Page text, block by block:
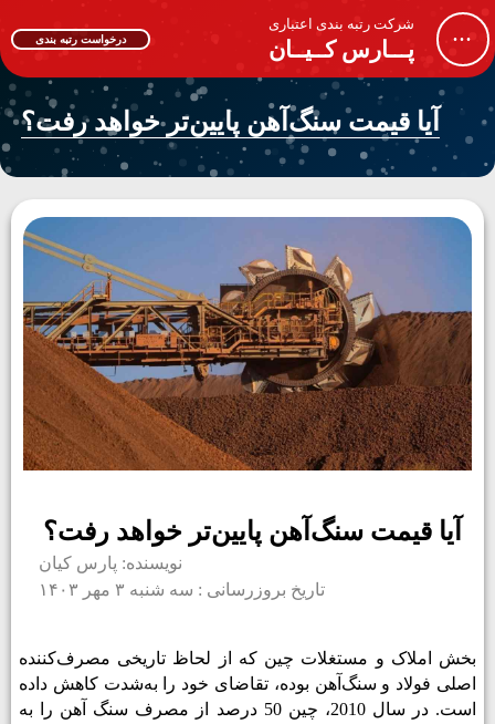
...
شرکت رتبه بندی اعتباری
پـــارس کــیــان درخواست رتبه بندی
آیا قیمت سنگ‌آهن پایین‌تر خواهد رفت؟
آیا قیمت سنگ‌آهن پایین‌تر خواهد رفت؟
نویسنده: پارس کیان
تاریخ بروزرسانی : سه شنبه ۳ مهر ۱۴۰۳
بخش املاک و مستغلات چین که از لحاظ تاریخی مصرف‌­کننده
اصلی فولاد و سنگ‌آهن بوده، تقاضای خود را به‌شدت کاهش داده
است. در سال 2010، چین 50 درصد از مصرف سنگ آهن را به